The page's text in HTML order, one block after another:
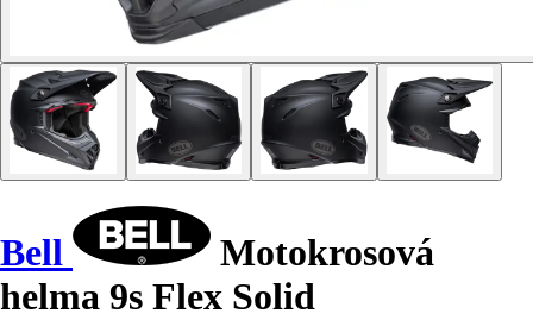
Bell
Motokrosová
helma 9s Flex Solid